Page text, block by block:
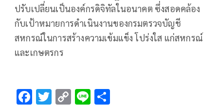
ปรับเปลี่ยนเป็นองค์กรดิจิทัลในอนาคต ซึ่งสอดคล้อง
กับเป้าหมายการดำเนินงานของกรมตรวจบัญชี
สหกรณ์ในการสร้างความเข้มแข็ง โปร่งใส แก่สหกรณ์
และเกษตรกร
F T C Li